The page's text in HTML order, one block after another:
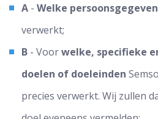
A - Welke
verwerkt;
B - Voorwelke, specifieke
doelen of doeleinden
precies verwerkt. Wij zullen